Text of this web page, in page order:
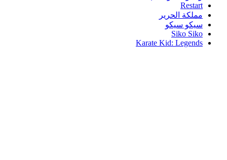
Restart
مملكة الحرير
سيكو سيكو
Siko Siko
Karate Kid: Legends